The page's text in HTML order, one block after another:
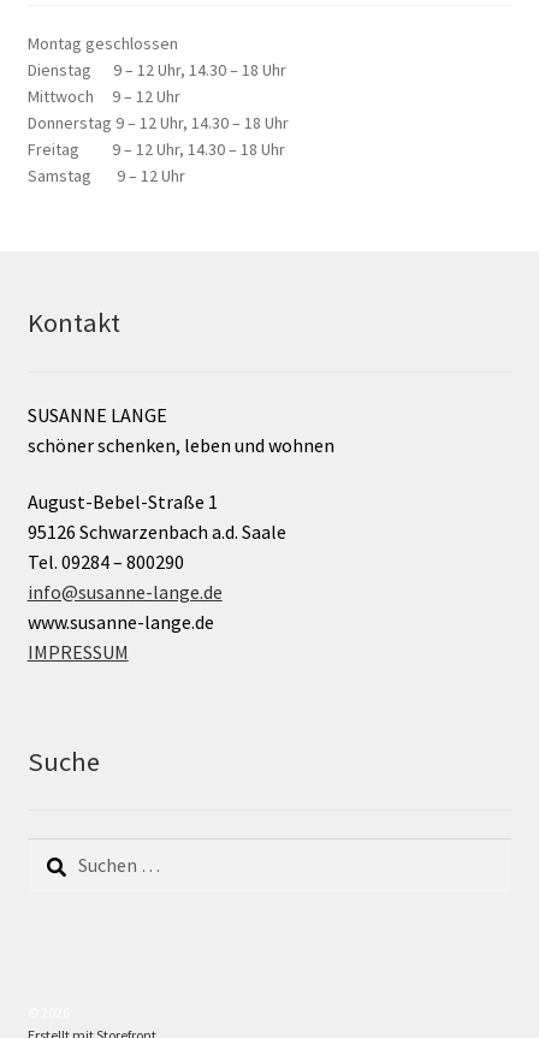
Montag geschlossen
Dienstag 9 – 12 Uhr, 14.30 – 18 Uhr
Mittwoch 9 – 12 Uhr
Donnerstag 9 – 12 Uhr, 14.30 – 18 Uhr
Freitag 9 – 12 Uhr, 14.30 – 18 Uhr
Samstag 9 – 12 Uhr
Kontakt
SUSANNE LANGE
schöner schenken, leben und wohnen
August-Bebel-Straße 1
95126 Schwarzenbach a.d. Saale
Tel. 09284 – 800290
info@susanne-lange.de
www.susanne-lange.de
IMPRESSUM
Suche
nach: